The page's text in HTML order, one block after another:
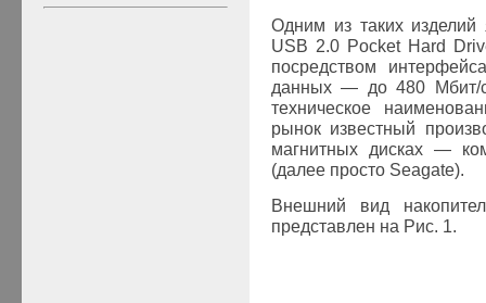
Одним из таких изделий
USB 2.0 Pocket Hard
посредством
данных — до 480 Мбит/
техническое
рынок известный
магнитных дисках —
(далее просто Seagate).
Внешний вид
представлен на Рис. 1.